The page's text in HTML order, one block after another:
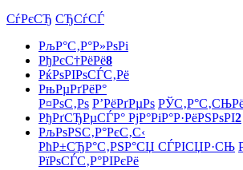
СѓРєСЂ СЂСѓСЃ
РљР°С‚Р°Р»РѕРі
РђРєС†РёРё8
РќРѕРІРѕСЃС‚Рё
РњРµРґРёР°
Р¤РѕС‚Рѕ Р’РёРґРµРѕ
РђРґСЂРµСЃР° РјР°РіР°Р·РёРЅРѕРІ2
РљРѕРЅС‚Р°РєС‚С‹
РћР±СЂР°С‚РЅР°СЏ СЃРІСЏР·СЊ
РїРѕСЃС‚Р°РІРєРё